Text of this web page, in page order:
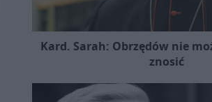
Kard. Sarah: Obrzędów nie
znosić